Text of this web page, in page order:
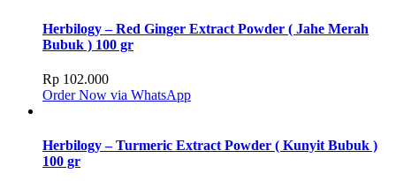
Herbilogy – Red Ginger Extract Powder ( Jahe Merah
Bubuk ) 100 gr
Rp 102.000
Order Now via WhatsApp
Herbilogy – Turmeric Extract Powder ( Kunyit Bubuk )
100 gr